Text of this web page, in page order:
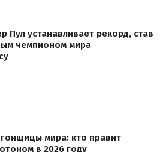
Пул устанавливает рекорд, став
чемпионом мира
мира: кто правит
в 2026 году